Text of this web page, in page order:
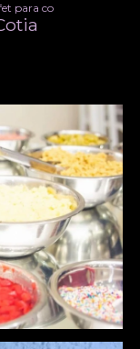
de empresa
para confraternizacao